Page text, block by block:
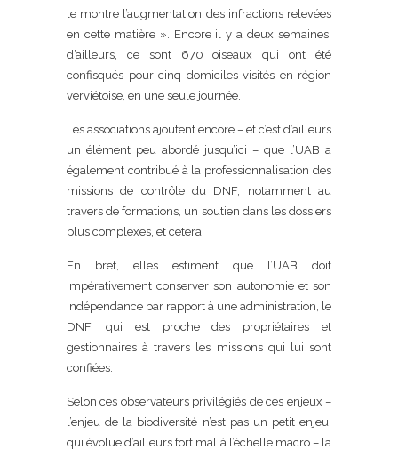
le montre l’augmentation des infractions relevées
en cette matière ». Encore il y a deux semaines,
d’ailleurs, ce sont 670 oiseaux qui ont été
confisqués pour cinq domiciles visités en région
verviétoise, en une seule journée.
Les associations ajoutent encore – et c’est d’ailleurs
un élément peu abordé jusqu’ici – que l’UAB a
également contribué à la professionnalisation des
missions de contrôle du DNF, notamment au
travers de formations, un soutien dans les dossiers
plus complexes, et cetera.
En bref, elles estiment que l’UAB doit
impérativement conserver son autonomie et son
indépendance par rapport à une administration, le
DNF, qui est proche des propriétaires et
gestionnaires à travers les missions qui lui sont
confiées.
Selon ces observateurs privilégiés de ces enjeux –
l’enjeu de la biodiversité n’est pas un petit enjeu,
qui évolue d’ailleurs fort mal à l’échelle macro – la